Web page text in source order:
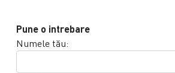
Pune o intrebare
Numele tău: